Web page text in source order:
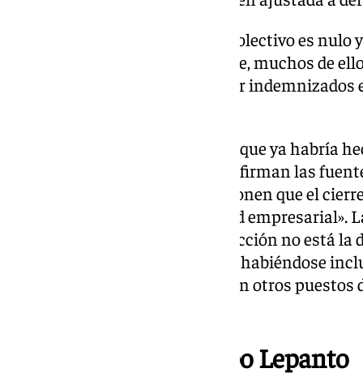
4. Entendiendo que el despido colectivo es
todos los trabajadores en la calle, muchos de
apertura es decir 40 años sin ser
Por su parte, la compañía alega que ya habría
fechas atrás, por lo que, según afirman las
anuncio no es nada nuevo. Exponen que el
cambio de rumbo en la actividad empresarial».
abiertas y en el ánimo de la dirección no está
información a los trabajadores, habiéndose
muchos de estos trabajadores en otros
Comunicado de Grupo Lepanto